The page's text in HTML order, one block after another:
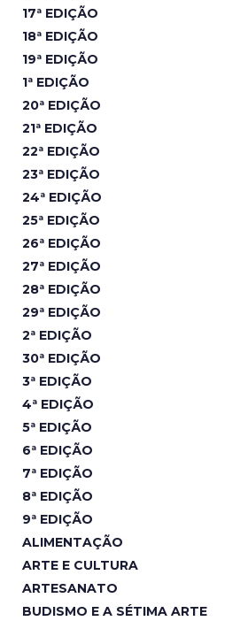
17ª EDIÇÃO
18ª EDIÇÃO
19ª EDIÇÃO
1ª EDIÇÃO
20ª EDIÇÃO
21ª EDIÇÃO
22ª EDIÇÃO
23ª EDIÇÃO
24ª EDIÇÃO
25ª EDIÇÃO
26ª EDIÇÃO
27ª EDIÇÃO
28ª EDIÇÃO
29ª EDIÇÃO
2ª EDIÇÃO
30ª EDIÇÃO
3ª EDIÇÃO
4ª EDIÇÃO
5ª EDIÇÃO
6ª EDIÇÃO
7ª EDIÇÃO
8ª EDIÇÃO
9ª EDIÇÃO
ALIMENTAÇÃO
ARTE E CULTURA
ARTESANATO
BUDISMO E A SÉTIMA ARTE